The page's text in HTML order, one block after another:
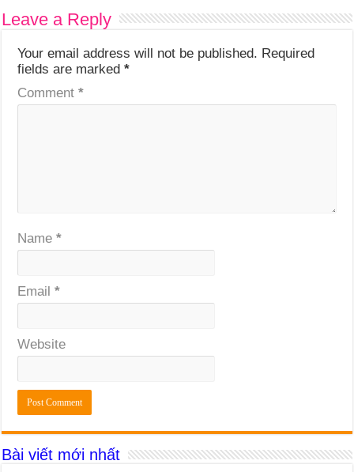
Leave a Reply
Your email address will not be published. Required
fields are marked*
Comment*
Name*
Email*
Website
Bài viết mới nhất